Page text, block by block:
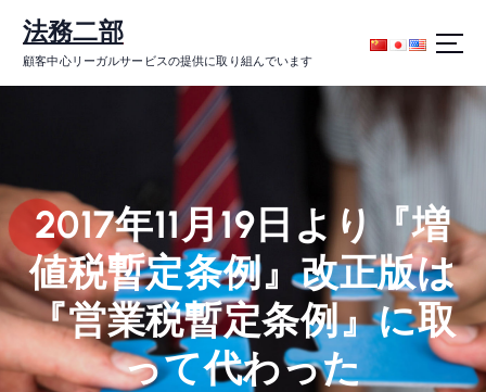
ン
キ
ッ
プ
法務二部
顧客中心リーガルサービスの提供に取り組んでいます
2017年11月19日より『増
値税暫定条例』改正版は
『営業税暫定条例』に取
って代わった